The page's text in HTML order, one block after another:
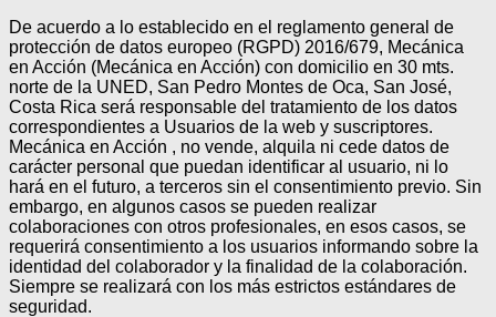
De acuerdo a lo establecido en el reglamento general de
protección de datos europeo (RGPD) 2016/679, Mecánica
en Acción (Mecánica en Acción) con domicilio en 30 mts.
norte de la UNED, San Pedro Montes de Oca, San José,
Costa Rica será responsable del tratamiento de los datos
correspondientes a Usuarios de la web y suscriptores.
Mecánica en Acción , no vende, alquila ni cede datos de
carácter personal que puedan identificar al usuario, ni lo
hará en el futuro, a terceros sin el consentimiento previo. Sin
embargo, en algunos casos se pueden realizar
colaboraciones con otros profesionales, en esos casos, se
requerirá consentimiento a los usuarios informando sobre la
identidad del colaborador y la finalidad de la colaboración.
Siempre se realizará con los más estrictos estándares de
seguridad.